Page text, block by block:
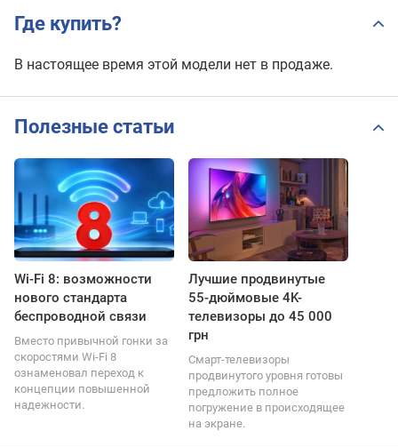
Где купить?
В настоящее время этой модели нет в продаже.
Полезные статьи
Wi-Fi 8: возможности
нового стандарта
беспроводной связи
Вместо привычной гонки за
скоростями Wi-Fi 8
ознаменовал переход к
концепции повышенной
надежности.
Лучшие продвинутые
55-дюймовые 4K-
телевизоры до 45 000
грн
Смарт-телевизоры
продвинутого уровня готовы
предложить полное
погружение в происходящее
на экране.